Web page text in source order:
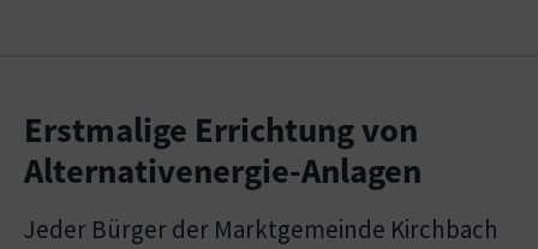
Erstmalige Errichtung von
Alternativenergie-Anlagen
Jeder Bürger der Marktgemeinde Kirchbach